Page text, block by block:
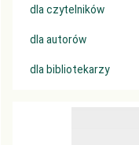
dla czytelników
dla autorów
dla bibliotekarzy